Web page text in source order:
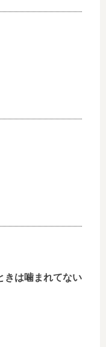
きは噛まれてない